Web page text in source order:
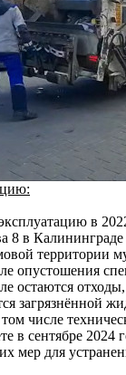
в
8 в
территории
опустошения
остаются
загрязнённой
числе
в сентябре 2024
мер для